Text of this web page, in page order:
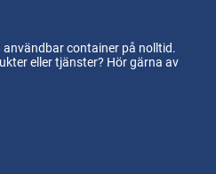
container på nolltid.
eller tjänster? Hör gärna av